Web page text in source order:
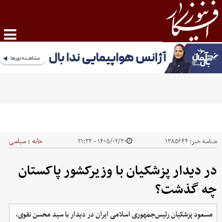
شناسه خبر:۱۳۸۵۶۴۴ ۱۴۰۵/۰۲/۳۰ - ۲۱:۳۴ خانه | سیاسی
در دیدار پزشکیان با وزیرکشور پاکستان
چه گذشت؟
مسعود پزشکیان رئیس‌جمهوری اسلامی ایران در دیدار با سید محسن نقوی،